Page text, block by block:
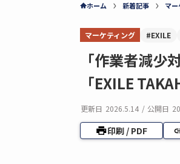
ホーム 新着記事 マ
マーケティング #EXILE
「作業者減
「EXILE
更新日 2026.5.14 / 公開日
印刷 / PDF